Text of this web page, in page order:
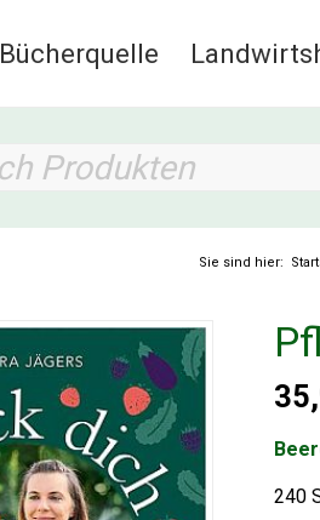
Bücherquelle
Sie sind hier:
240